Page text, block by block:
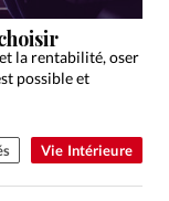
Vie Intérieure
la rentabilité, oser
possible et